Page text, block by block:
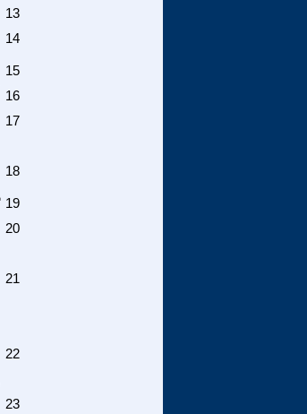
13
14
15
16
17
18
19
20
21
22
23